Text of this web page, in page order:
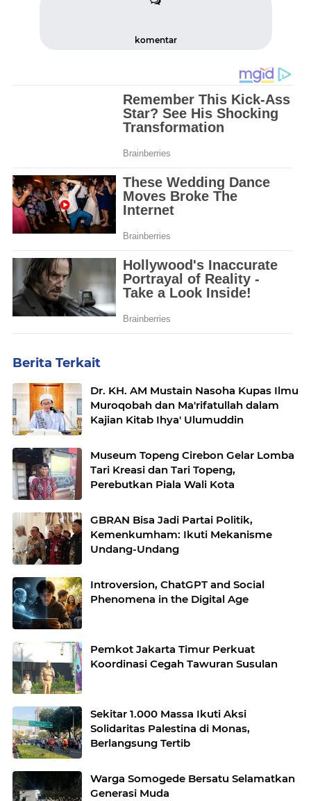
komentar
Berita Terkait
Dr. KH. AM Mustain Nasoha Kupas Ilmu
Muroqobah dan Ma'rifatullah dalam
Kajian Kitab Ihya' Ulumuddin
Museum Topeng Cirebon Gelar Lomba
Tari Kreasi dan Tari Topeng,
Perebutkan Piala Wali Kota
GBRAN Bisa Jadi Partai Politik,
Kemenkumham: Ikuti Mekanisme
Undang-Undang
Introversion, ChatGPT and Social
Phenomena in the Digital Age
Pemkot Jakarta Timur Perkuat
Koordinasi Cegah Tawuran Susulan
Sekitar 1.000 Massa Ikuti Aksi
Solidaritas Palestina di Monas,
Berlangsung Tertib
Warga Somogede Bersatu Selamatkan
Generasi Muda